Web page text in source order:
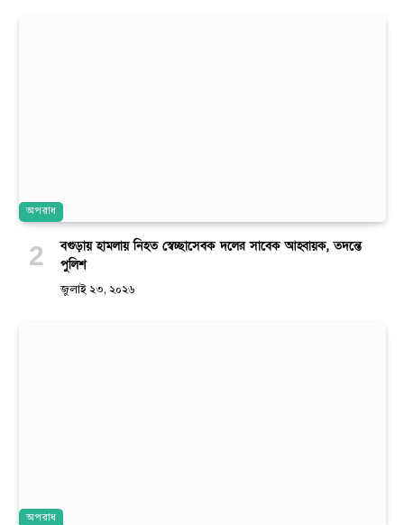
অপরাধ
বগুড়ায় হামলায় নিহত স্বেচ্ছাসেবক দলের সাবেক আহ্বায়ক, তদন্তে
পুলিশ
জুলাই ২৩, ২০২৬
অপরাধ